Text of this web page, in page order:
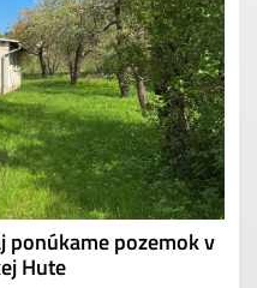
ponúkame pozemok v
Hute